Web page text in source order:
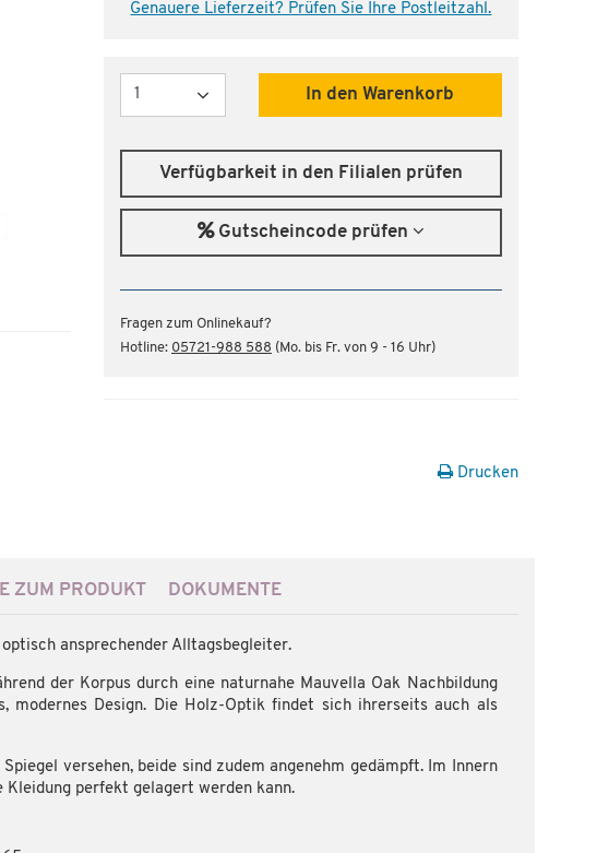
Genauere Lieferzeit? Prüfen Sie Ihre Postleitzahl.
Menge
In den Warenkorb
Verfügbarkeit in den Filialen prüfen
Gutscheincode prüfen
Fragen zum Onlinekauf?
Hotline: 05721-988 588 (Mo. bis Fr. von 9 - 16 Uhr)
Drucken
ZUM PRODUKT DOKUMENTE
ansprechender Alltagsbegleiter.
der Korpus durch eine naturnahe Mauvella Oak Nachbildung
modernes Design. Die Holz-Optik findet sich ihrerseits auch als
versehen, beide sind zudem angenehm gedämpft. Im Innern
perfekt gelagert werden kann.